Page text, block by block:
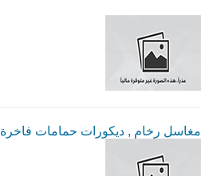
مغاسل رخام , ديكورات حمامات فاخرة